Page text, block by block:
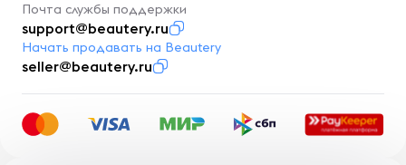
Почта службы поддержки
support@beautery.ru
Начать продавать на Beautery
seller@beautery.ru